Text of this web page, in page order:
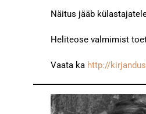
Näitus jääb
Heliteose valmimist
Vaata ka http://